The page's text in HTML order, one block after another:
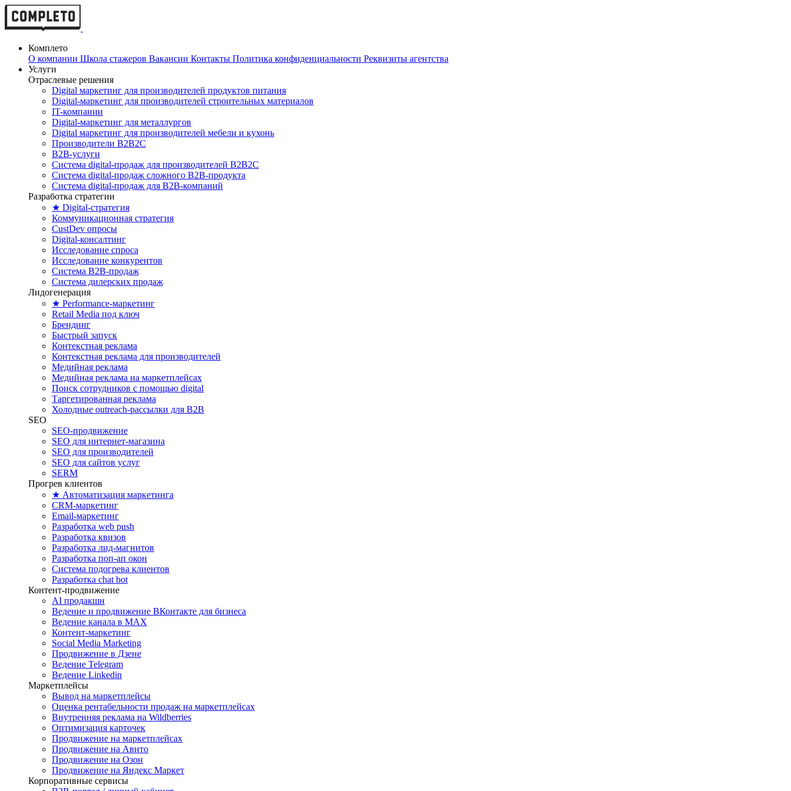
Комплето
О компании Школа стажеров Вакансии Контакты Политика конфиденциальности Реквизиты агентства
Услуги
Отраслевые решения
Digital маркетинг для производителей продуктов питания
Digital-маркетинг для производителей строительных материалов
IT-компании
Digital-маркетинг для металлургов
Digital маркетинг для производителей мебели и кухонь
Производители B2B2C
B2B-услуги
Cистема digital-продаж для производителей B2B2C
Система digital-продаж сложного B2B-продукта
Система digital-продаж для B2B-компаний
Разработка стратегии
★ Digital-стратегия
Коммуникационная стратегия
CustDev опросы
Digital-консалтинг
Исследование спроса
Исследование конкурентов
Система B2B-продаж
Система дилерских продаж
Лидогенерация
★ Performance-маркетинг
Retail Media под ключ
Брендинг
Быстрый запуск
Контекстная реклама
Контекстная реклама для производителей
Медийная реклама
Медийная реклама на маркетплейсах
Поиск сотрудников с помощью digital
Таргетированная реклама
Холодные outreach-рассылки для B2B
SEO
SEO-продвижение
SEO для интернет-магазина
SEO для производителей
SEO для сайтов услуг
SERM
Прогрев клиентов
★ Автоматизация маркетинга
CRM-маркетинг
Email-маркетинг
Разработка web push
Разработка квизов
Разработка лид-магнитов
Разработка поп-ап окон
Система подогрева клиентов
Разработка chat bot
Контент-продвижение
AI продакшн
Ведение и продвижение ВКонтакте для бизнеса
Ведение канала в MAX
Контент-маркетинг
Social Media Marketing
Продвижение в Дзене
Ведение Telegram
Ведение Linkedin
Маркетплейсы
Вывод на маркетплейсы
Оценка рентабельности продаж на маркетплейсах
Внутренняя реклама на Wildberries
Оптимизация карточек
Продвижение на маркетплейсах
Продвижение на Авито
Продвижение на Озон
Продвижение на Яндекс Маркет
Корпоративные сервисы